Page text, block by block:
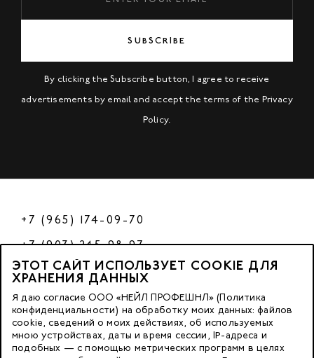
SUBSCRIBE
By clicking the Subscribe button, I agree to receive
advertisements by email and accept the terms of the Privacy
Policy.
+7 (965) 174-09-70
+7 (903) 245-98-97
РФ
© 2023 Nano Prof
ЭТОТ САЙТ ИСПОЛЬЗУЕТ COOKIE ДЛЯ
ХРАНЕНИЯ ДАННЫХ
Я даю согласие ООО «НЕЙЛ ПРОФЕШНЛ» (Политика
конфиденциальности) на обработку моих данных: файлов
cookie, сведений о моих действиях, об используемых
мною устройствах, даты и время сессии, IP-адреса и
подобных — с помощью метрических программ в целях